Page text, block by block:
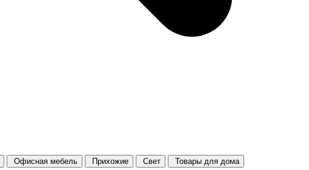
Офисная мебель Прихожие Свет
Товары для дома